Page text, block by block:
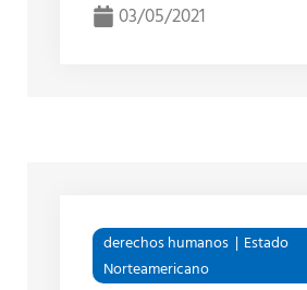
03/05/2021
derechos humanos
Estado
Norteamericano